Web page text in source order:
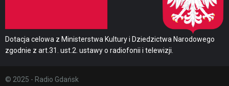
Dotacja celowa z Ministerstwa Kultury i Dziedzictwa Narodowego
zgodnie z art.31. ust.2. ustawy o radiofonii i telewizji.
© 2025 - Radio Gdańsk